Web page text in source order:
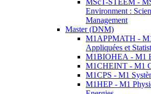
MScT-STEEM -
Environment :
Management
Master (DNM)
M1APPMATH -
Appliquées et
M1BIOHEA - M1
M1CHEINT - M1
M1CPS - M1
M1HEP - M1